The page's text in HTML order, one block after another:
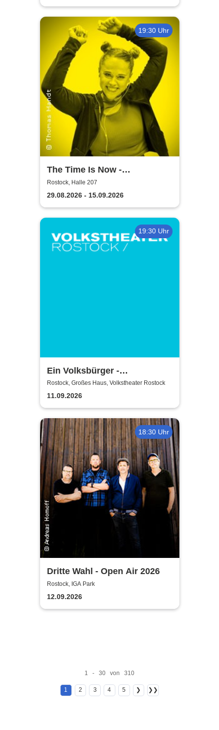
Rostock
19:30 Uhr
The Time Is Now -
Volkstheater Rostock
Rostock, Halle 207
29.08.2026 - 15.09.2026
19:30 Uhr
Ein Volksbürger -
Volkstheater Rostock
Rostock, Großes Haus, Volkstheater Rostock
11.09.2026
18:30 Uhr
Dritte Wahl - Open Air 2026
Rostock, IGA Park
12.09.2026
1 - 30 von 310
1 2 3 4 5 ❯ ❯❯